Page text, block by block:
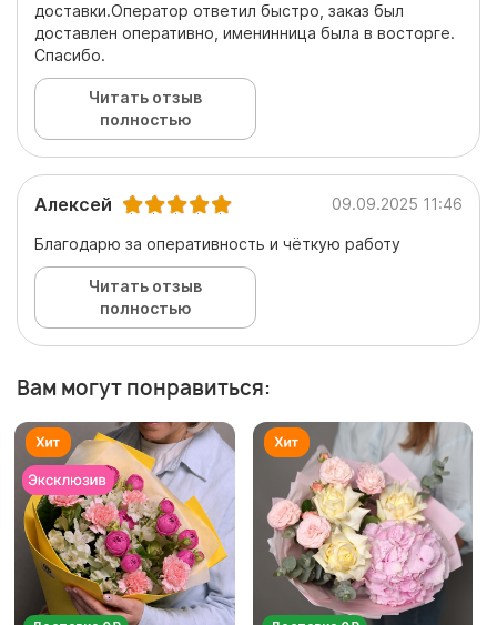
доставки.Оператор ответил быстро, заказ был
доставлен оперативно, именинница была в восторге.
Спасибо.
Читать отзыв
полностью
Алексей 09.09.2025 11:46
Благодарю за оперативность и чёткую работу
Читать отзыв
полностью
Вам могут понравиться: